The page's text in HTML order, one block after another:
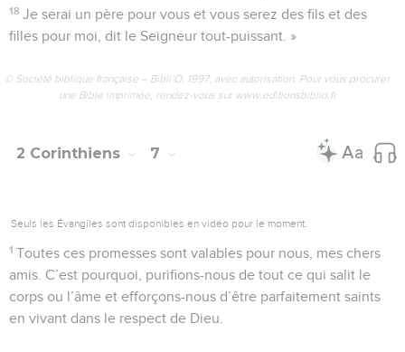
18 Je serai un père pour vous et vous serez des fils et des
filles pour moi, dit le Seigneur tout-puissant. »
© Société biblique française – Bibli’O, 1997, avec autorisation. Pour vous procurer
une Bible imprimée, rendez-vous sur www.editionsbiblio.fr
2 Corinthiens 7
Seuls les Évangiles sont disponibles en vidéo pour le moment.
1 Toutes ces promesses sont valables pour nous, mes chers
amis. C’est pourquoi, purifions-nous de tout ce qui salit le
corps ou l’âme et efforçons-nous d’être parfaitement saints
en vivant dans le respect de Dieu.